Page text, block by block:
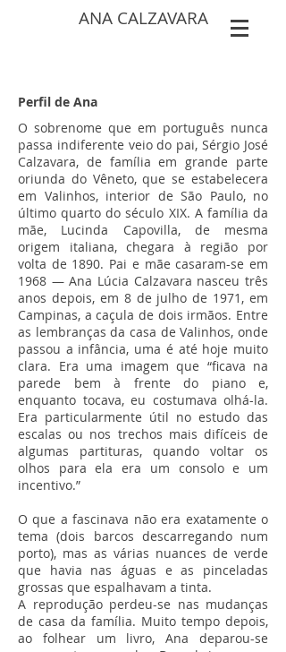
ANA CALZAVARA
Perfil de Ana
O sobrenome que em português nunca
passa indiferente veio do pai, Sérgio José
Calzavara, de família em grande parte
oriunda do Vêneto, que se estabelecera
em Valinhos, interior de São Paulo, no
último quarto do século XIX. A família da
mãe, Lucinda Capovilla, de mesma
origem italiana, chegara à região por
volta de 1890. Pai e mãe casaram-se em
1968 — Ana Lúcia Calzavara nasceu três
anos depois, em 8 de julho de 1971, em
Campinas, a caçula de dois irmãos. Entre
as lembranças da casa de Valinhos, onde
passou a infância, uma é até hoje muito
clara. Era uma imagem que “ficava na
parede bem à frente do piano e,
enquanto tocava, eu costumava olhá-la.
Era particularmente útil no estudo das
escalas ou nos trechos mais difíceis de
algumas partituras, quando voltar os
olhos para ela era um consolo e um
incentivo.”
O que a fascinava não era exatamente o
tema (dois barcos descarregando num
porto), mas as várias nuances de verde
que havia nas águas e as pinceladas
grossas que espalhavam a tinta.
A reprodução perdeu-se nas mudanças
de casa da família. Muito tempo depois,
ao folhear um livro, Ana deparou-se